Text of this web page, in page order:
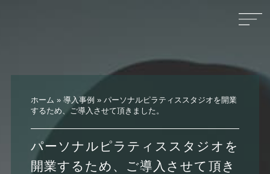
ホーム » 導入事例 » パーソナルピラティススタジオを開業
するため、ご導入させて頂きました。
パーソナルピラティススタジオを
開業するため、ご導入させて頂き